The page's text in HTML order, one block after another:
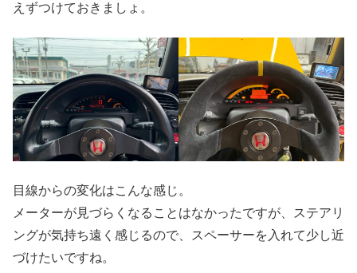
えずつけておきましょ。
目線からの変化はこんな感じ。
メーターが見づらくなることはなかったですが、ステアリ
ングが気持ち遠く感じるので、スペーサーを入れて少し近
づけたいですね。